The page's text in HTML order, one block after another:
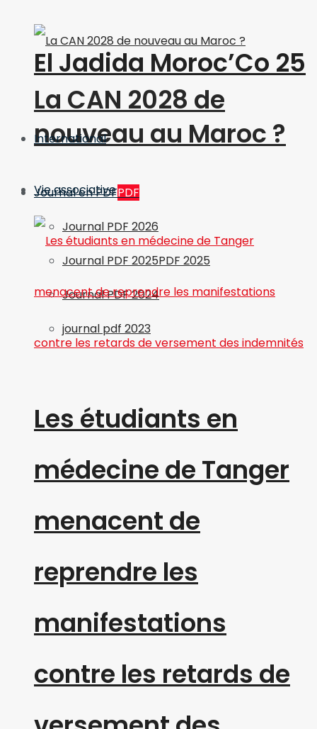
La CAN 2028 de
nouveau au Maroc ?
Journal en PDFPDF
Journal PDF 2026
Journal PDF 2025PDF 2025
Journal PDF 2024
journal pdf 2023
El Jadida Moroc’Co 25
International
Vie associative
Les étudiants en
médecine de Tanger
menacent de
reprendre les
manifestations
contre les retards de